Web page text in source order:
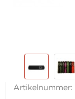
Artikelnummer: